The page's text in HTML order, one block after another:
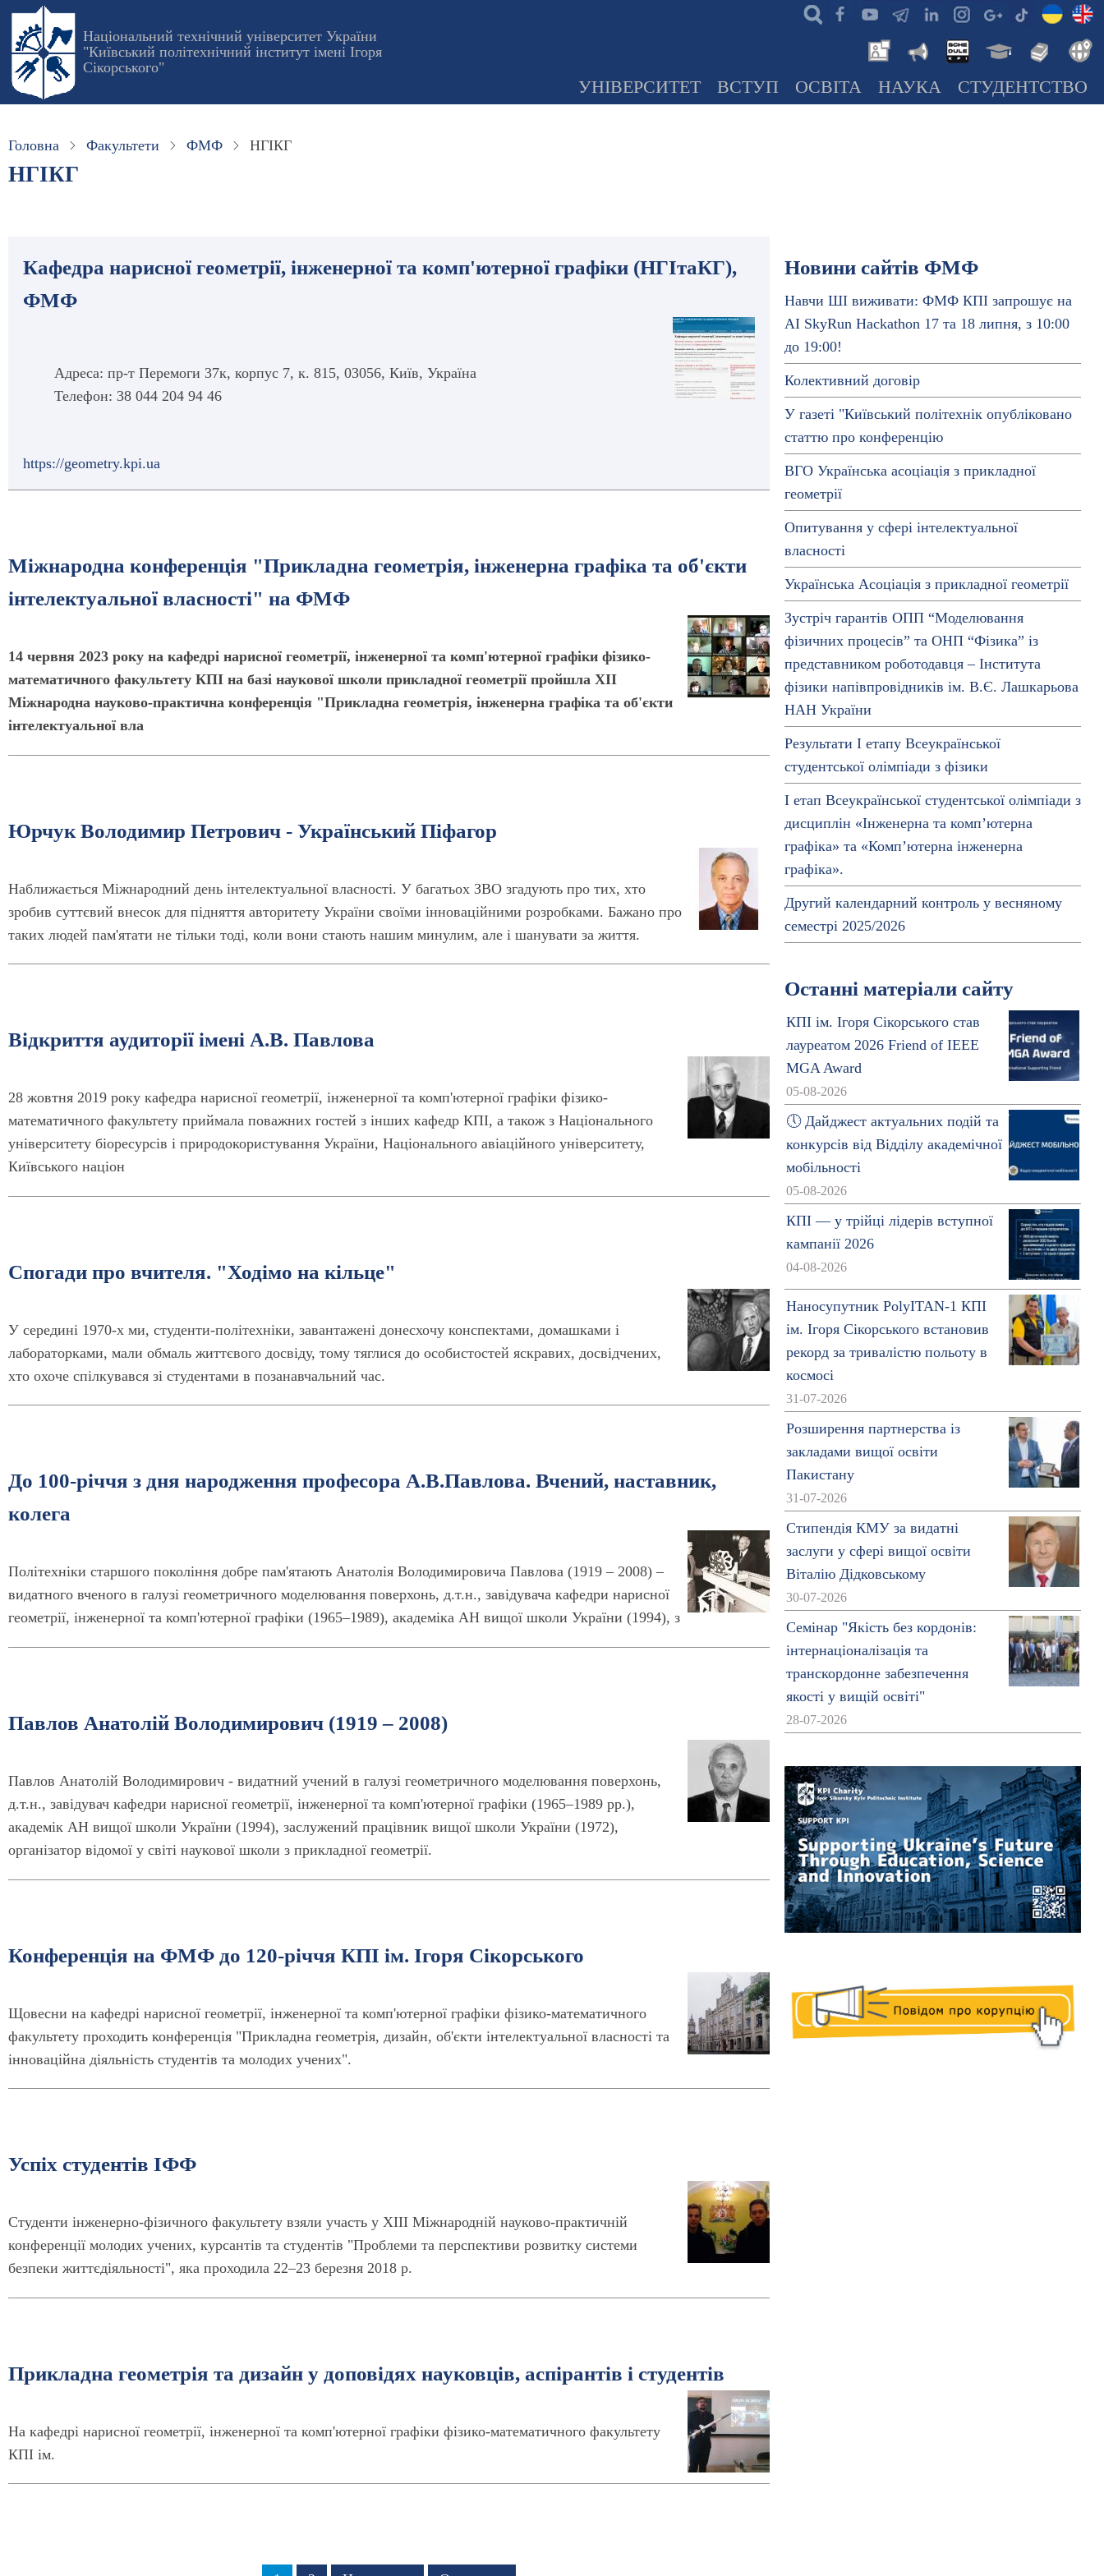
Перейти
основного
вмісту
Національний технічний університет України
"Київський політехнічний інститут імені Ігоря
Сікорського"
УНІВЕРСИТЕТ ВСТУП ОСВІТА НАУКА СТУДЕНТСТВО
Головна Факультети ФМФ НГІКГ
НГІКГ
Кафедра нарисної геометрії, інженерної та комп'ютерної графіки (НГІтаКГ),
ФМФ
Адреса: пр-т Перемоги 37к, корпус 7, к. 815, 03056, Київ, Україна
Телефон: 38 044 204 94 46
https://geometry.kpi.ua
Міжнародна конференція "Прикладна геометрія, інженерна графіка та об'єкти
інтелектуальної власності" на ФМФ
14 червня 2023 року на кафедрі нарисної геометрії, інженерної та комп'ютерної графіки фізико-
математичного факультету КПІ на базі наукової школи прикладної геометрії пройшла ХІІ
Міжнародна науково-практична конференція "Прикладна геометрія, інженерна графіка та об'єкти
інтелектуальної вла
Юрчук Володимир Петрович - Український Піфагор
Наближається Міжнародний день інтелектуальної власності. У багатьох ЗВО згадують про тих, хто
зробив суттєвий внесок для підняття авторитету України своїми інноваційними розробками. Бажано про
таких людей пам'ятати не тільки тоді, коли вони стають нашим минулим, але і шанувати за життя.
Відкриття аудиторії імені А.В. Павлова
28 жовтня 2019 року кафедра нарисної геометрії, інженерної та комп'ютерної графіки фізико-
математичного факультету приймала поважних гостей з інших кафедр КПІ, а також з Національного
університету біоресурсів і природокористування України, Національного авіаційного університету,
Київського націон
Спогади про вчителя. "Ходімо на кільце"
У середині 1970-х ми, студенти-політехніки, завантажені донесхочу конспектами, домашками і
лабораторками, мали обмаль життєвого досвіду, тому тяглися до особистостей яскравих, досвідчених,
хто охоче спілкувався зі студентами в позанавчальний час.
До 100-річчя з дня народження професора А.В.Павлова. Вчений, наставник,
колега
Політехніки старшого покоління добре пам'ятають Анатолія Володимировича Павлова (1919 – 2008) –
видатного вченого в галузі геометричного моделювання поверхонь, д.т.н., завідувача кафедри нарисної
геометрії, інженерної та комп'ютерної графіки (1965–1989), академіка АН вищої школи України (1994), з
Павлов Анатолій Володимирович (1919 – 2008)
Павлов Анатолій Володимирович - видатний учений в галузі геометричного моделювання поверхонь,
д.т.н., завідувач кафедри нарисної геометрії, інженерної та комп'ютерної графіки (1965–1989 рр.),
академік АН вищої школи України (1994), заслужений працівник вищої школи України (1972),
організатор відомої у світі наукової школи з прикладної геометрії.
Конференція на ФМФ до 120-річчя КПІ ім. Ігоря Сікорського
Щовесни на кафедрі нарисної геометрії, інженерної та комп'ютерної графіки фізико-математичного
факультету проходить конференція "Прикладна геометрія, дизайн, об'єкти інтелектуальної власності та
інноваційна діяльність студентів та молодих учених".
Успіх студентів ІФФ
Студенти інженерно-фізичного факультету взяли участь у ХІІІ Міжнародній науково-практичній
конференції молодих учених, курсантів та студентів "Проблеми та перспективи розвитку системи
безпеки життєдіяльності", яка проходила 22–23 березня 2018 р.
Прикладна геометрія та дизайн у доповідях науковців, аспірантів і студентів
На кафедрі нарисної геометрії, інженерної та комп'ютерної графіки фізико-математичного факультету
КПІ ім.
Новини сайтів ФМФ
Навчи ШІ виживати: ФМФ КПІ запрошує на
AI SkyRun Hackathon 17 та 18 липня, з 10:00
до 19:00!
Колективний договiр
У газеті "Київський політехнік опубліковано
статтю про конференцію
ВГО Українська асоціація з прикладної
геометрії
Опитування у сфері інтелектуальної
власності
Українська Асоціація з прикладної геометрії
Зустріч гарантів ОПП “Моделювання
фізичних процесів” та ОНП “Фізика” із
представником роботодавця – Інститута
фізики напівпровідників ім. В.Є. Лашкарьова
НАН України
Результати І етапу Всеукраїнської
студентської олімпіади з фізики
І етап Всеукраїнської студентської олімпіади з
дисциплін «Інженерна та комп’ютерна
графіка» та «Комп’ютерна інженерна
графіка».
Другий календарний контроль у весняному
семестрі 2025/2026
Останні матеріали сайту
КПІ ім. Ігоря Сікорського став
лауреатом 2026 Friend of IEEE
MGA Award
05-08-2026
🕔 Дайджест актуальних подій та
конкурсів від Відділу академічної
мобільності
05-08-2026
КПІ — у трійці лідерів вступної
кампанії 2026
04-08-2026
Наносупутник PolyITAN-1 КПІ
ім. Ігоря Сікорського встановив
рекорд за тривалістю польоту в
космосі
31-07-2026
Розширення партнерства із
закладами вищої освіти
Пакистану
31-07-2026
Стипендія КМУ за видатні
заслуги у сфері вищої освіти
Віталію Дідковському
30-07-2026
Семінар "Якість без кордонів:
інтернаціоналізація та
транскордонне забезпечення
якості у вищій освіті"
28-07-2026